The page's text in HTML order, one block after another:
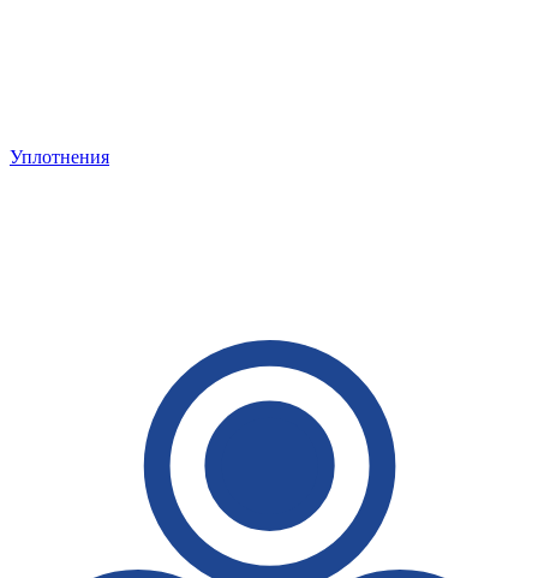
Уплотнения